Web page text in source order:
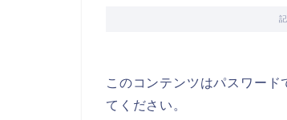
このコンテンツはパスワー
てください。